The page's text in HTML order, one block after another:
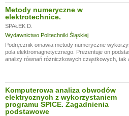
Metody numeryczne w
elektrotechnice.
SPAŁEK D.
Wydawnictwo Politechniki Śląskiej
Podręcznik omawia metody numeryczne
pola elektromagnetycznego. Prezentuje on
analizy równań różniczkowych cząstkowych, tak
Komputerowa analiza obwodów
elektrycznych z wykorzystaniem
programu SPICE. Zagadnienia
podstawowe